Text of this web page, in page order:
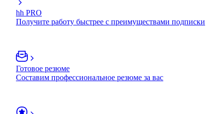
hh PRO
Получите работу быстрее с преимуществами подписки
Готовое резюме
Составим профессиональное резюме за вас